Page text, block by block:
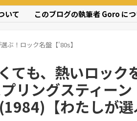
いて このブログの執筆者 Goro に
ぶ！ロック名盤【'80s】
ても、熱いロック
リングスティーン
【わたしが